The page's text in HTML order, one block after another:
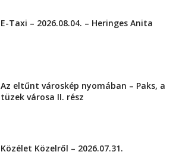
E-Taxi – 2026.08.04. – Heringes Anita
Az eltűnt városkép nyomában – Paks, a
tüzek városa II. rész
Közélet Közelről – 2026.07.31.